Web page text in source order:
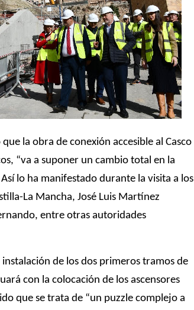
la obra de conexión accesible al Casco
“va a suponer un cambio total en la
lo ha manifestado durante la visita a los
La Mancha, José Luis Martínez
entre otras autoridades
de los dos primeros tramos de
con la colocación de los ascensores
que se trata de “un puzzle complejo a